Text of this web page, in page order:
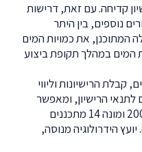
קדיחה. עם זאת, דרישות
נוספים, בין היתר
המתוכנן, את כמויות המים
המים במהלך תקופת ביצוע
הרישיונות וליווי
הרישיון, ומאפשר
להגיב מהר לכל שינוי בתנאים בשטח. ייעוץ הידרולוגי לפרויקט ניתן על ידי צוות המשרד, הפועל משנת 2008 ומונה 14 מתכננים
הידרולוגיה מנוסה,